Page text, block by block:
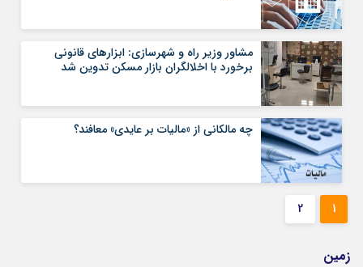
مشاور وزیر راه و شهرسازی: ابزار‌های قانونی
برخورد با اخلالگران بازار مسکن تدوین شد
چه‌ مالکانی از «مالیات‌ بر عایدی» معافند؟
1
2
زمین